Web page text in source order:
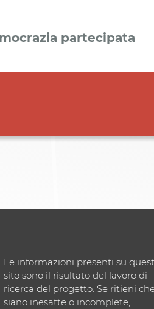
partecipata
Le informazioni presenti su
sito sono il risultato del lavoro di
ricerca del progetto. Se ritieni
siano inesatte o incomplete,